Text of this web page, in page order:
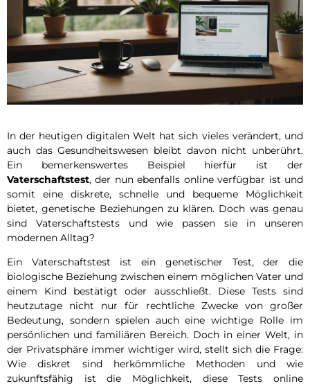
In der heutigen digitalen Welt hat sich vieles verändert, und
auch das Gesundheitswesen bleibt davon nicht unberührt.
Ein bemerkenswertes Beispiel hierfür ist der
Vaterschaftstest, der nun ebenfalls online verfügbar ist und
somit eine diskrete, schnelle und bequeme Möglichkeit
bietet, genetische Beziehungen zu klären. Doch was genau
sind Vaterschaftstests und wie passen sie in unseren
modernen Alltag?
Ein Vaterschaftstest ist ein genetischer Test, der die
biologische Beziehung zwischen einem möglichen Vater und
einem Kind bestätigt oder ausschließt. Diese Tests sind
heutzutage nicht nur für rechtliche Zwecke von großer
Bedeutung, sondern spielen auch eine wichtige Rolle im
persönlichen und familiären Bereich. Doch in einer Welt, in
der Privatsphäre immer wichtiger wird, stellt sich die Frage:
Wie diskret sind herkömmliche Methoden und wie
zukunftsfähig ist die Möglichkeit, diese Tests online